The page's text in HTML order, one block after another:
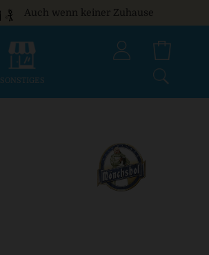
Auch wenn keiner Zuhause
SONSTIGES